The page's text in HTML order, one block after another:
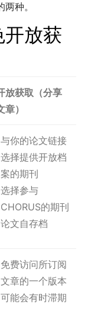
种。
放获
放获取 （分享
）
与你的论文链接
选择提供开放档
案的期刊
选择参与
CHORUS的期刊
论文自存档
免费访问所订阅
文章的一个版本
可能会有时滞期